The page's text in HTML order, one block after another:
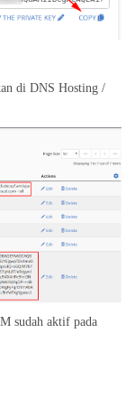
di DNS Hosting /
sudah aktif pada